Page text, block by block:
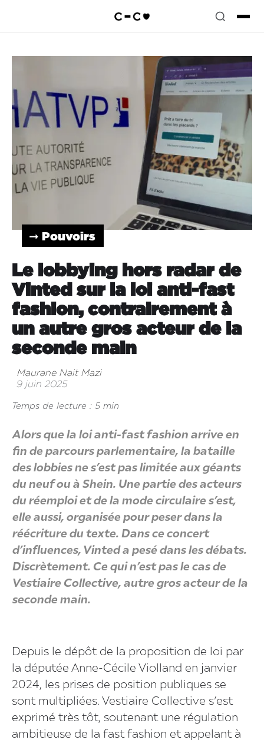
➞ Pouvoirs
Le lobbying hors radar de
Vinted sur la loi anti-fast
fashion, contrairement à
un autre gros acteur de la
seconde main
Maurane Nait Mazi
9 juin 2025
Temps de lecture : 5 min
Alors que la loi anti-fast fashion arrive en
fin de parcours parlementaire, la bataille
des lobbies ne s’est pas limitée aux géants
du neuf ou à Shein. Une partie des acteurs
du réemploi et de la mode circulaire s’est,
elle aussi, organisée pour peser dans la
réécriture du texte. Dans ce concert
d’influences, Vinted a pesé dans les débats.
Discrètement. Ce qui n’est pas le cas de
Vestiaire Collective, autre gros acteur de la
seconde main.
Depuis le dépôt de la proposition de loi par
la députée Anne-Cécile Violland en janvier
2024, les prises de position publiques se
sont multipliées. Vestiaire Collective s’est
exprimé très tôt, soutenant une régulation
ambitieuse de la fast fashion et appelant à